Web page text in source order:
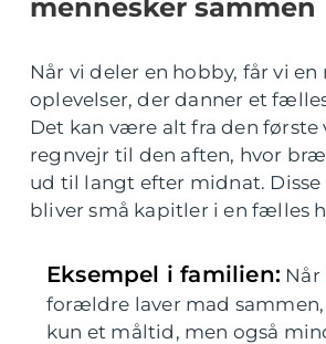
mennesker sammen
Når vi deler en hobby, får vi
oplevelser, der danner et
Det kan være alt fra den første
regnvejr til den aften, hvor
ud til langt efter midnat. Disse
bliver små kapitler i en fælles
Eksempel i familien: Når
forældre laver mad
kun et måltid, men også